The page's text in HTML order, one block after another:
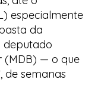
especialmente
da
deputado
(MDB) — o que
de semanas